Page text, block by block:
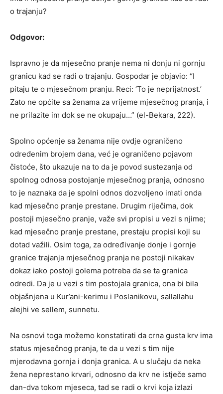
o trajanju?
Odgovor:
Ispravno je da mjesečno pranje nema ni donju ni gornju
granicu kad se radi o trajanju. Gospodar je objavio: “I
pitaju te o mjesečnom pranju. Reci: ‘To je neprijatnost.’
Zato ne općite sa ženama za vrijeme mjesečnog pranja, i
ne prilazite im dok se ne okupaju…” (el-Bekara, 222).
Spolno općenje sa ženama nije ovdje ograničeno
određenim brojem dana, već je ograničeno pojavom
čistoće, što ukazuje na to da je povod sustezanja od
spolnog odnosa postojanje mjesečnog pranja, odnosno
to je naznaka da je spolni odnos dozvoljeno imati onda
kad mjesečno pranje prestane. Drugim riječima, dok
postoji mjesečno pranje, važe svi propisi u vezi s njime;
kad mjesečno pranje prestane, prestaju propisi koji su
dotad važili. Osim toga, za određivanje donje i gornje
granice trajanja mjesečnog pranja ne postoji nikakav
dokaz iako postoji golema potreba da se ta granica
odredi. Da je u vezi s tim postojala granica, ona bi bila
objašnjena u Kur’ani-kerimu i Poslanikovu, sallallahu
alejhi ve sellem, sunnetu.
Na osnovi toga možemo konstatirati da crna gusta krv ima
status mjesečnog pranja, te da u vezi s tim nije
mjerodavna gornja i donja granica. A u slučaju da neka
žena neprestano krvari, odnosno da krv ne istječe samo
dan-dva tokom mjeseca, tad se radi o krvi koja izlazi